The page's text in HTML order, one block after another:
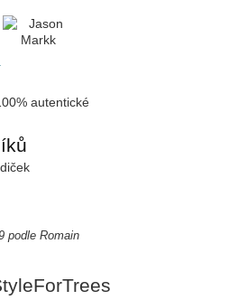
autentické
podle Romain